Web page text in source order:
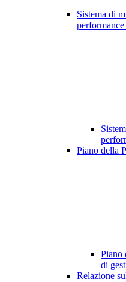
Sistema di
performance
Piano della
Piano
di
Relazione